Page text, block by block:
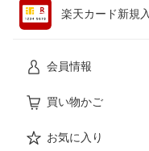
本・雑誌・コミッ
楽天カード新規
会員情報
買い物かご
お気に入り